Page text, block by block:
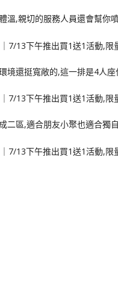
溫,親切的服務人員還會幫你
境還挺寬敞的,這一排是4人座
二區,適合朋友小聚也適合獨